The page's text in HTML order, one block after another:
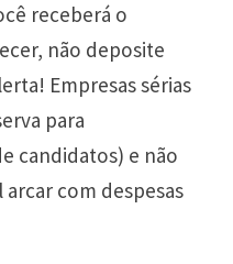
receberá o
não deposite
Empresas sérias
para
candidatos) e não
com despesas